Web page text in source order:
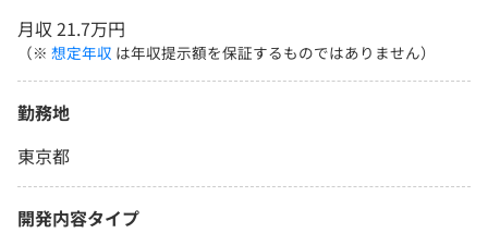
月収 21.7万円
（※ 想定年収 は年収提示額を保証するものではありません）
勤務地
東京都
開発内容タイプ